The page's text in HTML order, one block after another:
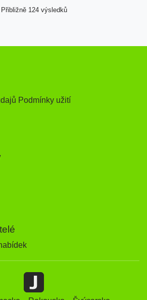
Přibližně 124 výsledků
Podmínky užití